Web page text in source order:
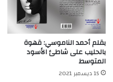
بقلم أحمد الناموسي: قهوة
بالحليب على شاطئ الأسود
المتوسط
15 ديسمبر 2021